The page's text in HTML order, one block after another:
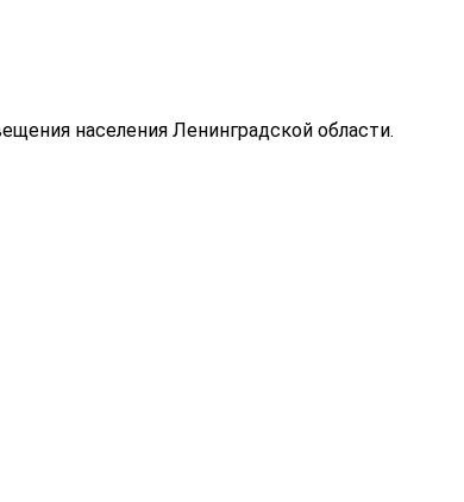
населения Ленинградской области.